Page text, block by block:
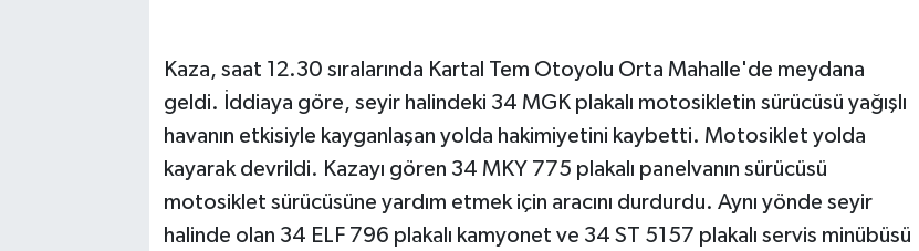
Kaza, saat 12.30 sıralarında Kartal Tem Otoyolu Orta Mahalle'de meydana
geldi. İddiaya göre, seyir halindeki 34 MGK plakalı motosikletin sürücüsü yağışlı
havanın etkisiyle kayganlaşan yolda hakimiyetini kaybetti. Motosiklet yolda
kayarak devrildi. Kazayı gören 34 MKY 775 plakalı panelvanın sürücüsü
motosiklet sürücüsüne yardım etmek için aracını durdurdu. Aynı yönde seyir
halinde olan 34 ELF 796 plakalı kamyonet ve 34 ST 5157 plakalı servis minübüsü